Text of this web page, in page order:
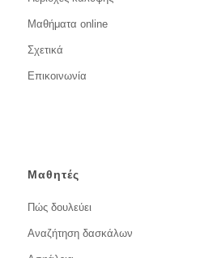
Μαθήματα online
Σχετικά
Επικοινωνία
Μαθητές
Πώς δουλεύει
Αναζήτηση δασκάλων